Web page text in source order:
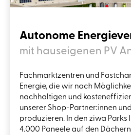
Autonome
mit hauseigenen PV
Fachmarktzentren und
Energie, die wir nach
nachhaltigen und
unserer Shop-Partner:innen
produzieren. In den ziwa Parks
4.000 Paneele auf den